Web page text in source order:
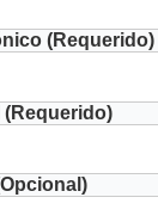
(Requerido)